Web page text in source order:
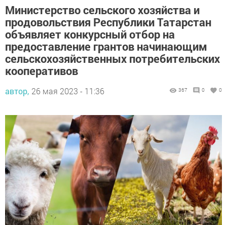
продовольствия Республики Татарстан
объявляет конкурсный отбор на
предоставление грантов начинающим
сельскохозяйственных потребительских
кооперативов
автор, 26 мая 2023 - 11:36